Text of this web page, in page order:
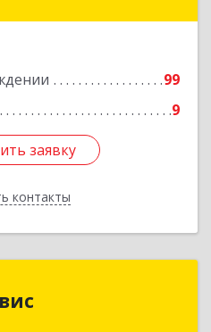
99
9
заявку
контакты
заявку